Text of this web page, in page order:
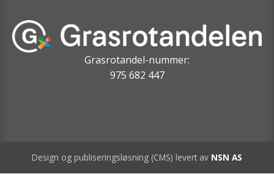
Grasrotandel-nummer:
975 682 447
Design og publiseringsløsning (CMS) levert av NSN AS